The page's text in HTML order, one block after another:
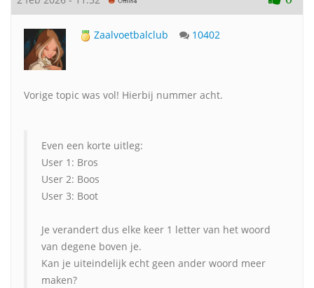
Zaalvoetbalclub 10402
Vorige topic was vol! Hierbij nummer acht.
Even een korte uitleg:
User 1: Bros
User 2: Boos
User 3: Boot
Je verandert dus elke keer 1 letter van het woord
van degene boven je.
Kan je uiteindelijk echt geen ander woord meer
maken?